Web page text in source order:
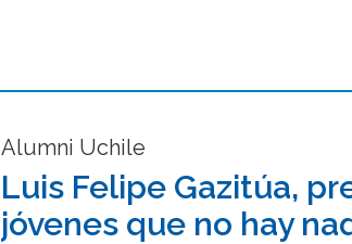
Alumni Uchile
Luis Felipe Gazitúa,
jóvenes que no hay